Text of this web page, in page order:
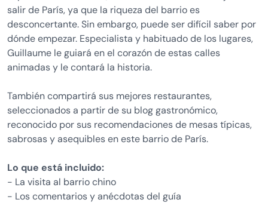
salir de París, ya que la riqueza del barrio es
desconcertante. Sin embargo, puede ser difícil saber por
dónde empezar. Especialista y habituado de los lugares,
Guillaume le guiará en el corazón de estas calles
animadas y le contará la historia.
También compartirá sus mejores restaurantes,
seleccionados a partir de su blog gastronómico,
reconocido por sus recomendaciones de mesas típicas,
sabrosas y asequibles en este barrio de París.
Lo que está incluido:
- La visita al barrio chino
- Los comentarios y anécdotas del guía